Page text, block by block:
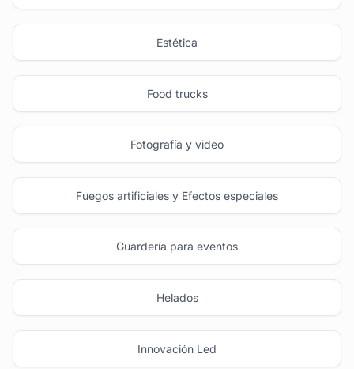
Estética
Food trucks
Fotografía y video
Fuegos artificiales y Efectos especiales
Guardería para eventos
Helados
Innovación Led